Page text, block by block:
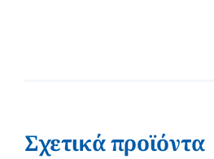
Σχετικά προϊόντα